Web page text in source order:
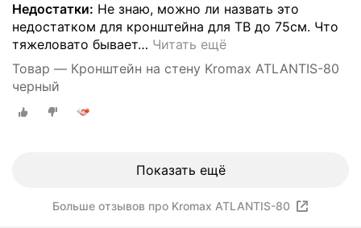
Недостатки: Не знаю, можно ли назвать это
недостатком для кронштейна для ТВ до 75см. Что
тяжеловато бывает… Читать ещё
Товар — Кронштейн на стену Kromax ATLANTIS-80
черный
Показать ещё
Больше отзывов про Kromax ATLANTIS-80